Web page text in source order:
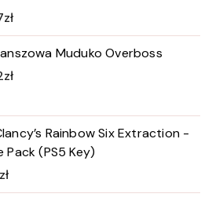
zł
Muduko Overboss
zł
Rainbow Six Extraction -
Pack (PS5 Key)
zł